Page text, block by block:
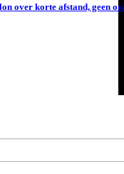
over korte afstand, geen